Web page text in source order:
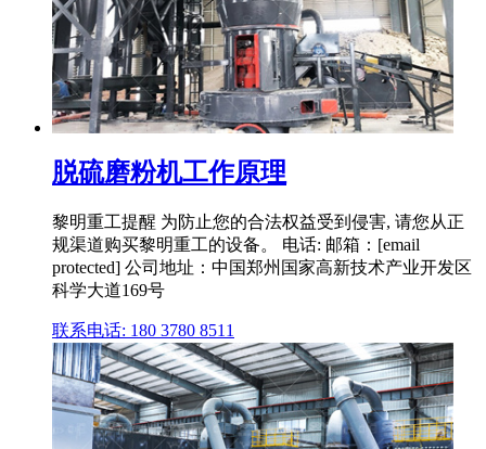
脱硫磨粉机工作原理
黎明重工提醒 为防止您的合法权益受到侵害, 请您从正
规渠道购买黎明重工的设备。 电话: 邮箱：[email
protected] 公司地址：中国郑州国家高新技术产业开发区
科学大道169号
联系电话: 180 3780 8511